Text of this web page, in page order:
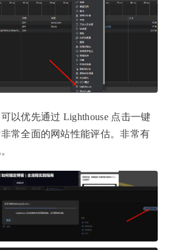
以优先通过 Lighthouse 点击一键
常全面的网站性能评估。非常有